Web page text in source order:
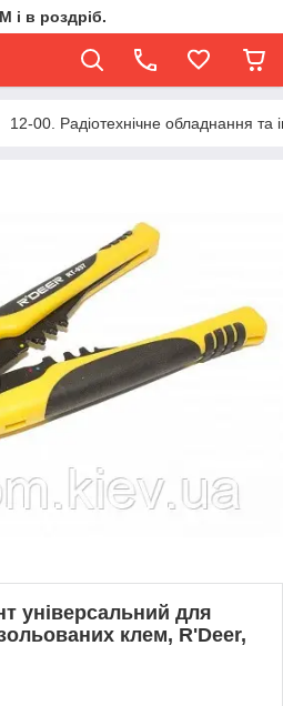
і в роздріб.
12-00. Радіотехнічне обладнання та
універсальний для
клем, R'Deer,